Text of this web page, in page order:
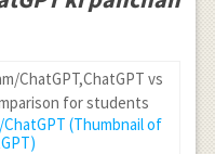
(Thumbnail of